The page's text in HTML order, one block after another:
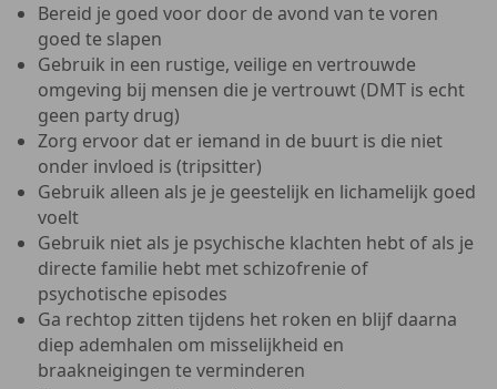
Bereid je goed voor door de avond van te voren
goed te slapen
Gebruik in een rustige, veilige en vertrouwde
omgeving bij mensen die je vertrouwt (DMT is echt
geen party drug)
Zorg ervoor dat er iemand in de buurt is die niet
onder invloed is (tripsitter)
Gebruik alleen als je je geestelijk en lichamelijk goed
voelt
Gebruik niet als je psychische klachten hebt of als je
directe familie hebt met schizofrenie of
psychotische episodes
Ga rechtop zitten tijdens het roken en blijf daarna
diep ademhalen om misselijkheid en
braakneigingen te verminderen